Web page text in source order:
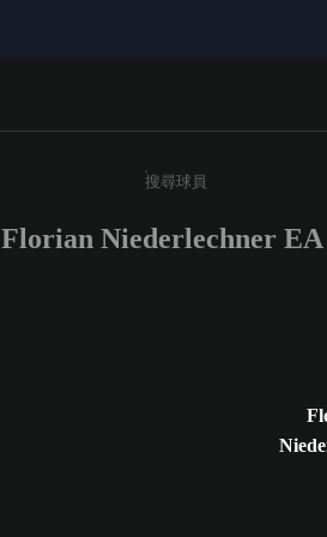
請輸入至少 3 個
Florian Niederlechner